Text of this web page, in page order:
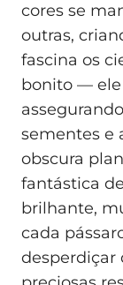
cores se
outras,
fascina os
bonito — ele
sementes e
obscura
fantástica
brilhante,
cada
desperdiçar